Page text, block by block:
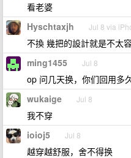
看老婆
Hyschtaxjh Jul 8 via
不換 幾把的設計就是不太
ming1455 Jul 8
op 问几天换，你们回用多
wukaige Jul 8
我不穿
ioioj5 Jul 8
越穿越舒服，舍不得换